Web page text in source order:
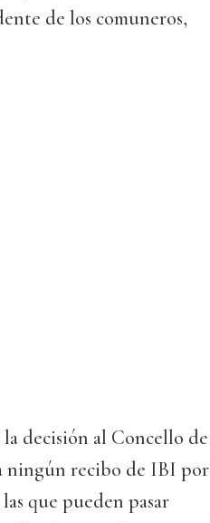
de los comuneros,
decisión al Concello de
ningún recibo de IBI por
que pueden pasar